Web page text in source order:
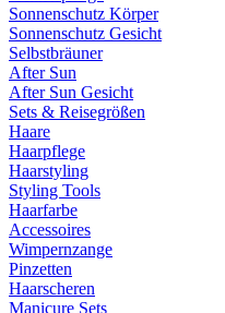
Sonnenschutz Körper
Sonnenschutz Gesicht
Selbstbräuner
After Sun
After Sun Gesicht
Sets & Reisegrößen
Haare
Haarpflege
Haarstyling
Styling Tools
Haarfarbe
Accessoires
Wimpernzange
Pinzetten
Haarscheren
Manicure Sets